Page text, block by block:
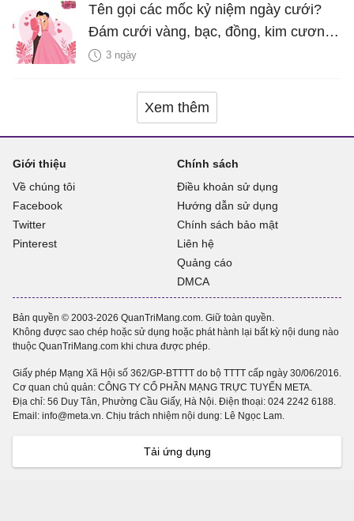
Tên gọi các mốc kỷ niệm ngày cưới?
Đám cưới vàng, bạc, đồng, kim cương
là bao nhiêu năm?
3 ngày
Xem thêm
Giới thiệu
Về chúng tôi
Facebook
Twitter
Pinterest
Chính sách
Điều khoản sử dụng
Hướng dẫn sử dụng
Chính sách bảo mật
Liên hệ
Quảng cáo
DMCA
Bản quyền © 2003-2026 QuanTriMang.com. Giữ toàn quyền.
Không được sao chép hoặc sử dụng hoặc phát hành lại bất kỳ nội dung nào
thuộc QuanTriMang.com khi chưa được phép.
Giấy phép Mạng Xã Hội số 362/GP-BTTTT do bộ TTTT cấp ngày 30/06/2016.
Cơ quan chủ quản: CÔNG TY CỔ PHẦN MẠNG TRỰC TUYẾN META.
Địa chỉ: 56 Duy Tân, Phường Cầu Giấy, Hà Nội. Điện thoại: 024 2242 6188.
Email: info@meta.vn. Chịu trách nhiệm nội dung: Lê Ngọc Lam.
Tải ứng dụng